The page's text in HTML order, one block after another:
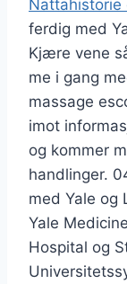
Nattahistorie
ferdig med
Kjæ­re vene
me i gang
massage
imot
og kommer
handlinger.
med Yale og
Yale
Hospital og